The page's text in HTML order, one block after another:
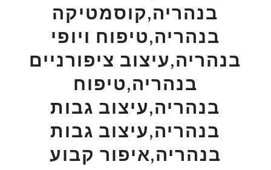
בנהריה,קוסמטיקה
בנהריה,טיפוח ויופי
בנהריה,עיצוב ציפורניים
בנהריה,טיפוח
בנהריה,עיצוב גבות
בנהריה,עיצוב גבות
בנהריה,איפור קבוע